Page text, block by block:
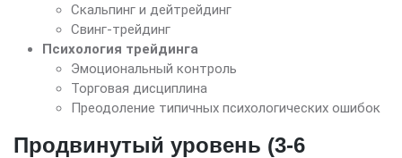
Скальпинг и дейтрейдинг
Свинг-трейдинг
Психология трейдинга
Эмоциональный контроль
Торговая дисциплина
Преодоление типичных психологических ошибок
Продвинутый уровень (3-6